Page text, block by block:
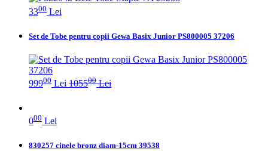
3300 Lei
Set de Tobe pentru copii Gewa Basix Junior PS800005 37206
99900 Lei 105500Lei
000 Lei
830257 cinele bronz diam-15cm 39538